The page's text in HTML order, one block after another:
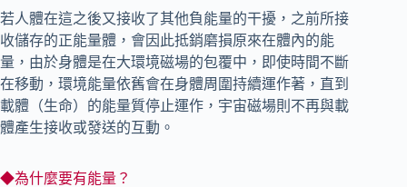
若人體在這之後又接收了其他負能量的干擾，之前所接
收儲存的正能量體，會因此抵銷磨損原來在體內的能
量，由於身體是在大環境磁場的包覆中，即使時間不斷
在移動，環境能量依舊會在身體周圍持續運作著，直到
載體（生命）的能量質停止運作，宇宙磁場則不再與載
體產生接收或發送的互動。
◆為什麼要有能量？